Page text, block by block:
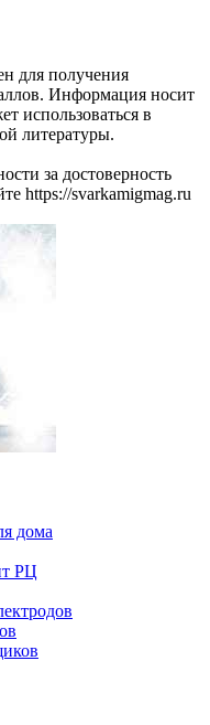
для получения
Информация носит
использоваться в
литературы.
за достоверность
https://svarkamigmag.ru
дома
РЦ